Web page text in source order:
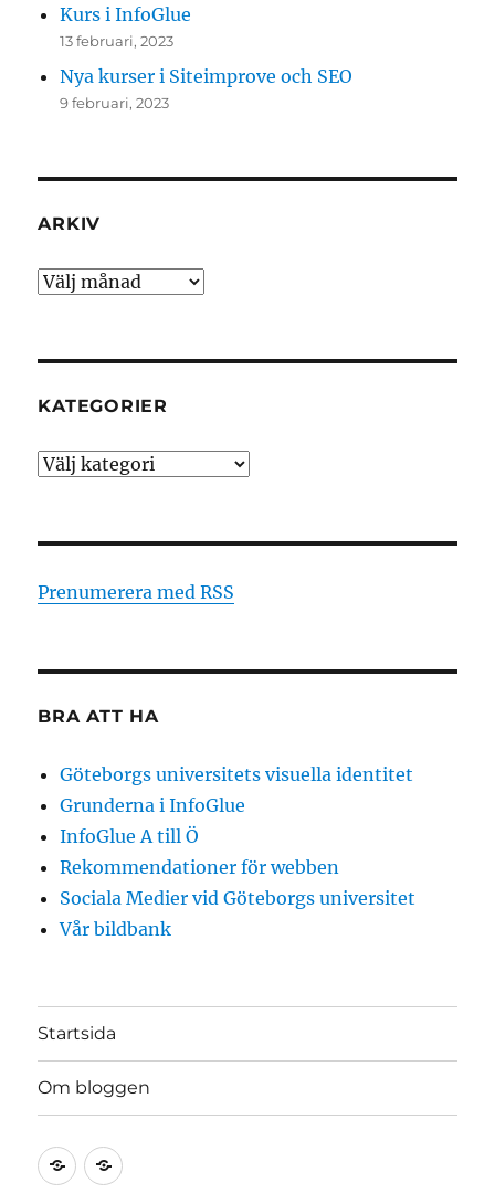
Kurs i InfoGlue
13 februari, 2023
Nya kurser i Siteimprove och SEO
9 februari, 2023
ARKIV
Arkiv
KATEGORIER
Kategorier
Prenumerera med RSS
BRA ATT HA
Göteborgs universitets visuella identitet
Grunderna i InfoGlue
InfoGlue A till Ö
Rekommendationer för webben
Sociala Medier vid Göteborgs universitet
Vår bildbank
Startsida
Om bloggen
Startsida
Om